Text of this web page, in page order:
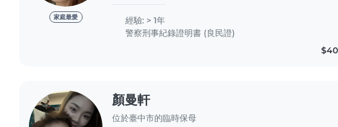
家庭最愛
經驗: > 1年
警察刑事紀錄證明書 (良民證)
顏曼軒
位於臺中市的臨時保母